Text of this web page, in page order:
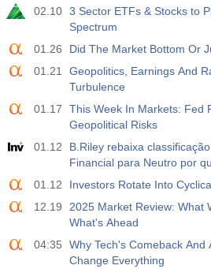
02.10 3 Sector ETFs & Stocks to
Spectrum
01.26
Did The Market Bottom Or
01.21
Geopolitics, Earnings And
Turbulence
01.17
This Week In Markets: Fed
Geopolitical Risks
01.12
B.Riley rebaixa
Financial para Neutro por
01.12
Investors Rotate Into
12.19
2025 Market Review: What
What's Ahead
04:35
Why Tech's Comeback And
Change Everything